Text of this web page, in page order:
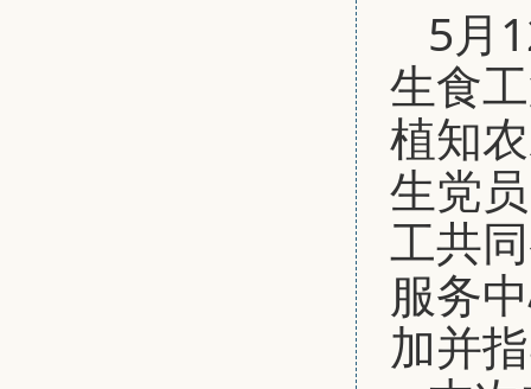
5月
生食
植知
生党
工共
服务
加并